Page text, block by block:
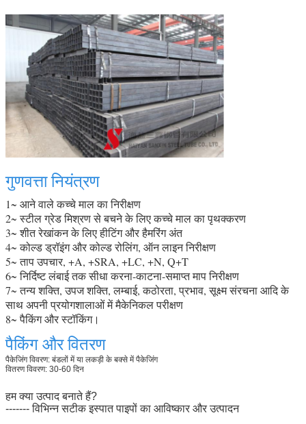
गुणवत्ता नियंत्रण
1~ आने वाले कच्चे माल का निरीक्षण
2~ स्टील ग्रेड मिश्रण से बचने के लिए कच्चे माल का पृथक्करण
3~ शीत रेखांकन के लिए हीटिंग और हैमरिंग अंत
4~ कोल्ड ड्रॉइंग और कोल्ड रोलिंग, ऑन लाइन निरीक्षण
5~ ताप उपचार, +A, +SRA, +LC, +N, Q+T
6~ निर्दिष्ट लंबाई तक सीधा करना-काटना-समाप्त माप निरीक्षण
7~ तन्य शक्ति, उपज शक्ति, लम्बाई, कठोरता, प्रभाव, सूक्ष्म संरचना आदि के
साथ अपनी प्रयोगशालाओं में मैकेनिकल परीक्षण
8~ पैकिंग और स्टॉकिंग।
पैकिंग और वितरण
पैकेजिंग विवरण: बंडलों में या लकड़ी के बक्से में पैकेजिंग
वितरण विवरण: 30-60 दिन
हम क्या उत्पाद बनाते हैं?
------- विभिन्न सटीक इस्पात पाइपों का आविष्कार और उत्पादन